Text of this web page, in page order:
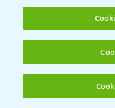
Herbizidstrategie
Mais
07.05.2025